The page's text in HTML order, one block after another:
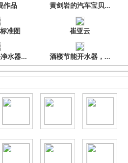
作品 黄剑岩的汽车宝贝...
准图 崔亚云
水器... 酒楼节能开水器，...